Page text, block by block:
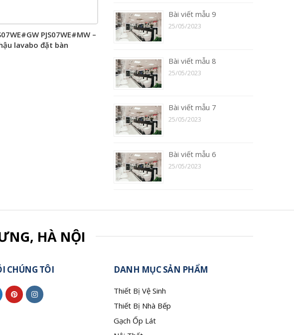
PJS07WE#MW –
lavabo đặt bàn
Bài viết mẫu 9
25/05/2023
Bài viết mẫu 8
25/05/2023
Bài viết mẫu 7
25/05/2023
Bài viết mẫu 6
25/05/2023
HÀ NỘI
CHÚNG TÔI DANH MỤC SẢN PHẨM
Thiết Bị Vệ Sinh
Thiết Bị Nhà Bếp
Gạch Ốp Lát